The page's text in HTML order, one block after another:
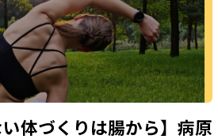
い体づくりは腸から】病原